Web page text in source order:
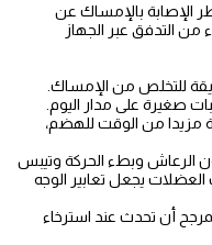
الإصابة بالإمساك عن
من التدفق عبر الجهاز
للتخلص من الإمساك.
صغيرة على مدار اليوم.
مزيدا من الوقت للهضم،
الرعاش وبطء الحركة وتيبس
يجعل تعابير الوجه
أن تحدث عند استرخاء